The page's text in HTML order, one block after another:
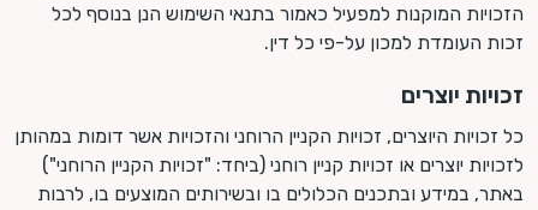
הזכויות המוקנות למפעיל כאמור בתנאי השימוש הנן בנוסף לכל
זכות העומדת למכון על-פי כל דין.
זכויות יוצרים
כל זכויות היוצרים, זכויות הקניין הרוחני והזכויות אשר דומות במהותן
לזכויות יוצרים או זכויות קניין רוחני (ביחד: "זכויות הקניין הרוחני")
באתר, במידע ובתכנים הכלולים בו ובשירותים המוצעים בו, לרבות